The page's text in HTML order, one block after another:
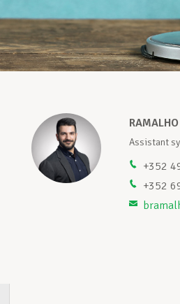
Assistant
+352
+352